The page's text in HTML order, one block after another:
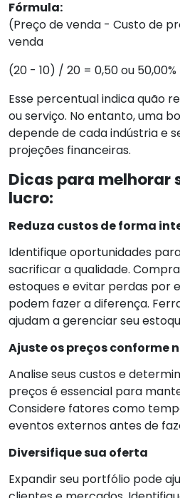
Fórmula:
(Preço de venda - Custo de
venda
(20 - 10) / 20 = 0,50 ou 50,00%
Esse percentual indica quão
ou serviço. No entanto, uma
depende de cada indústria e
projeções financeiras.
Dicas para melhorar
lucro:
Reduza custos de forma
Identifique oportunidades
sacrificar a qualidade.
estoques e evitar perdas por
podem fazer a diferença.
ajudam a gerenciar seu
Ajuste os preços conforme
Analise seus custos e
preços é essencial para
Considere fatores como
eventos externos antes de
Diversifique sua oferta
Expandir seu portfólio pode